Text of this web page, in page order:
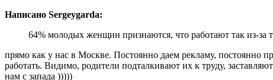
Написано Sergeygarda:
64% молодых женщин признаются, что работают так из-за
прямо как у нас в Москве. Постоянно даем рекламу, постоянно
работать. Видимо, родители подталкивают их к труду,
нам с запада )))))